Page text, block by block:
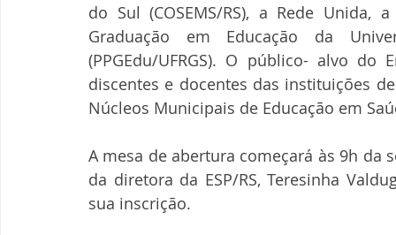
do Sul (COSEMS/RS), a Rede Unida,
Graduação em Educação da
(PPGEdu/UFRGS). O público- alvo
discentes e docentes das instituições
Núcleos Municipais de Educação em
A mesa de abertura começará às 9h da
da diretora da ESP/RS, Teresinha
sua inscrição.